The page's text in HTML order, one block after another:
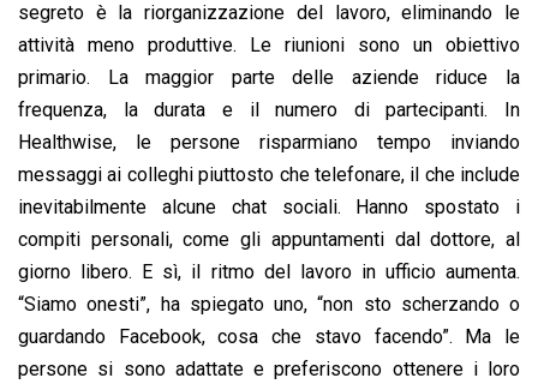
segreto è la riorganizzazione del lavoro, eliminando le
attività meno produttive. Le riunioni sono un obiettivo
primario. La maggior parte delle aziende riduce la
frequenza, la durata e il numero di partecipanti. In
Healthwise, le persone risparmiano tempo inviando
messaggi ai colleghi piuttosto che telefonare, il che include
inevitabilmente alcune chat sociali. Hanno spostato i
compiti personali, come gli appuntamenti dal dottore, al
giorno libero. E sì, il ritmo del lavoro in ufficio aumenta.
“Siamo onesti”, ha spiegato uno, “non sto scherzando o
guardando Facebook, cosa che stavo facendo”. Ma le
persone si sono adattate e preferiscono ottenere i loro